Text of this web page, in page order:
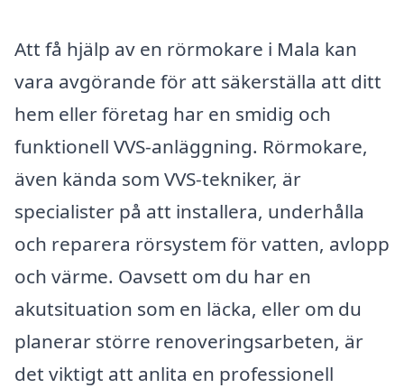
Att få hjälp av en rörmokare i Mala kan
vara avgörande för att säkerställa att ditt
hem eller företag har en smidig och
funktionell VVS-anläggning. Rörmokare,
även kända som VVS-tekniker, är
specialister på att installera, underhålla
och reparera rörsystem för vatten, avlopp
och värme. Oavsett om du har en
akutsituation som en läcka, eller om du
planerar större renoveringsarbeten, är
det viktigt att anlita en professionell